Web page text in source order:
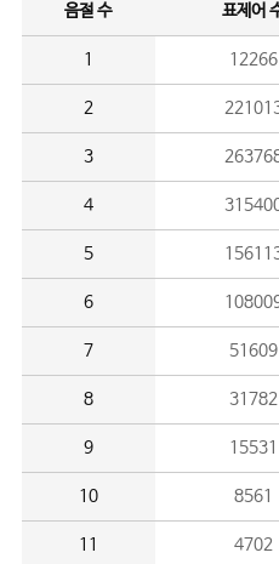
음절 수 표제어
1 12266
2
3
4
5
6
7 51609
8 31782
9 15531
10 8561
11 4702